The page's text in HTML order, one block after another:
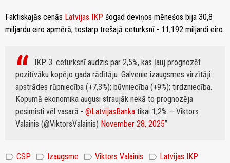
Faktiskajās cenās Latvijas IKP šogad deviņos mēnešos bija 30,8
miljardu eiro apmērā, tostarp trešajā ceturksnī - 11,192 miljardi eiro.
IKP 3. ceturksnī audzis par 2,5%, kas ļauj prognozēt
pozitīvāku kopējo gada rādītāju. Galvenie izaugsmes virzītāji:
apstrādes rūpniecība (+7,3%); būvniecība (+9%); tirdzniecība.
Kopumā ekonomika augusi straujāk nekā to prognozēja
pesimisti vēl vasarā - @LatvijasBanka tikai 1,2%.— Viktors
Valainis (@ViktorsValainis) November 28, 2025
label CSP label Izaugsme label Viktors Valainis label Latvijas IKP